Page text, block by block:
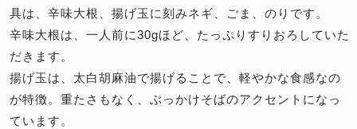
具は、辛味大根、揚げ玉に刻みネギ、ごま、のりです。
辛味大根は、一人前に30gほど、たっぷりすりおろしていた
だきます。
揚げ玉は、太白胡麻油で揚げることで、軽やかな食感なの
が特徴。重たさもなく、ぶっかけそばのアクセントになっ
ています。